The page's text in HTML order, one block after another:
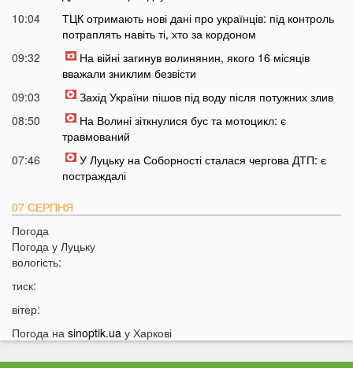
10:04
ТЦК отримають нові дані про українців: під контроль
потраплять навіть ті, хто за кордоном
09:32
На війні загинув волинянин, якого 16 місяців
вважали зниклим безвісти
09:03
Захід України пішов під воду після потужних злив
08:50
На Волині зіткнулися бус та мотоцикл: є
травмований
07:46
У Луцьку на Соборності сталася чергова ДТП: є
постраждалі
07 СЕРПНЯ
20:31
20:17
19:30
Назвали найжадібніших чоловіків за знаком Зодіаку
19:15
Ці речі категорично заборонено робити під час грози
Погода
Погода у Луцьку
вологість:
тиск:
вітер:
Погода на sinoptik.ua у Харкові